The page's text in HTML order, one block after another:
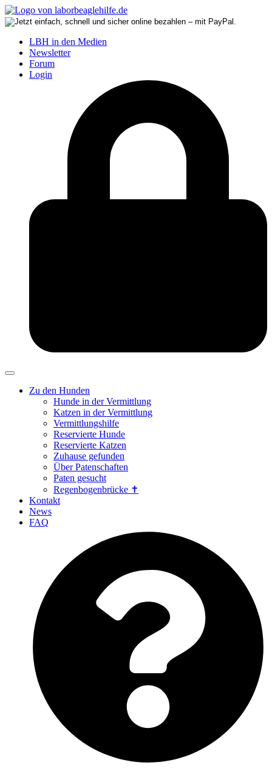
LBH in den Medien
Newsletter
Forum
Login
Zu den Hunden
Hunde in der Vermittlung
Katzen in der Vermittlung
Vermittlungshilfe
Reservierte Hunde
Reservierte Katzen
Zuhause gefunden
Über Patenschaften
Paten gesucht
Regenbogenbrücke ✝
Kontakt
News
FAQ